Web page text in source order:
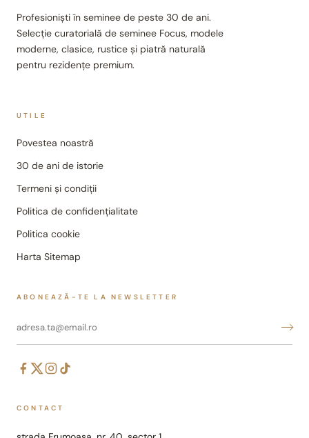
Profesioniști în seminee de peste 30 de ani.
Selecție curatorială de seminee Focus, modele
moderne, clasice, rustice și piatră naturală
pentru rezidențe premium.
UTILE
Povestea noastră
30 de ani de istorie
Termeni și condiții
Politica de confidențialitate
Politica cookie
Harta Sitemap
ABONEAZĂ-TE LA NEWSLETTER
CONTACT